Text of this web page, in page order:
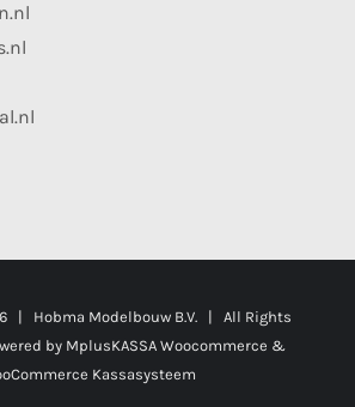
| Hobma Modelbouw B.V. | All Rights
by MplusKASSA Woocommerce &
Kassasysteem